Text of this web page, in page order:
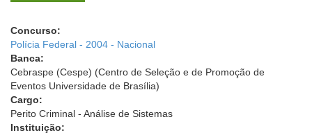
Concurso:
Polícia Federal - 2004 - Nacional
Banca:
Cebraspe (Cespe) (Centro de Seleção e de Promoção de
Eventos Universidade de Brasília)
Cargo:
Perito Criminal - Análise de Sistemas
Instituição: